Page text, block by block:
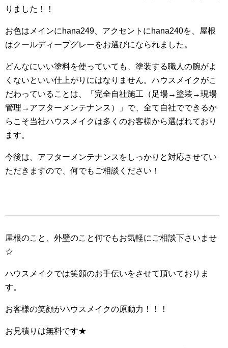
りました！！
お色はメインにhana249、アクセントにhana240を、屋根
はクールディープグレーをお選びになられました。
どんなにいい塗料を使っていても、塗装する職人の腕がよ
くないといい仕上がりにはなりません。ハウスメイクがこ
だわっていることは、「完全自社施工（足場→塗装→現場
管理→アフターメンテナンス）」で、全て自社でできるか
らこそ当社ハウスメイクは多くのお客様から選ばれており
ます。
今後は、アフターメンテナンスをしっかりと対応させてい
ただきますので、何でもご相談ください！
屋根のこと、外壁のこと何でもお気軽にご相談下さいませ
☆
ハウスメイクでは笑顔のお手伝いをさせて頂いておりま
す。
お客様の笑顔がハウスメイクの原動力！！！
お見積りは無料です★